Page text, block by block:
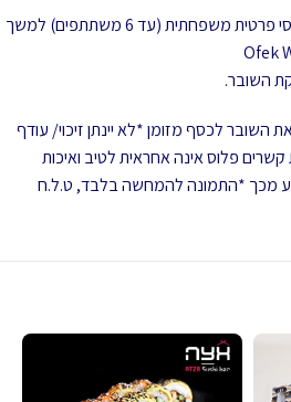
ההטבה מקנה סדנת נגרות אפוקסי פרטית משפחתית (עד 6 משתתפים) למשך
השובר.
השובר לכסף מזומן *לא יינתן זיכוי/ עודף
פלוס אינה אחראית לטיב ואיכות
מכך *התמונה להמחשה בלבד, ט.ל.ח